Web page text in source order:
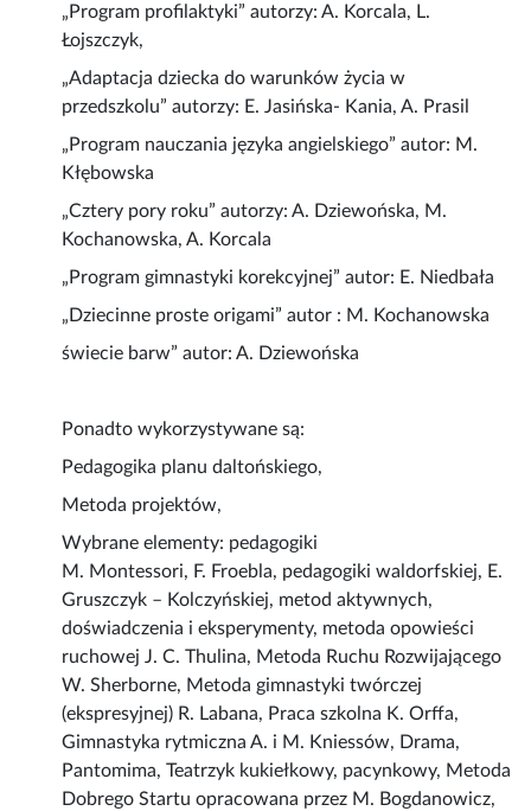
„Program profilaktyki” autorzy: A. Korcala, L.
Łojszczyk,
„Adaptacja dziecka do warunków życia w
przedszkolu” autorzy: E. Jasińska- Kania, A. Prasil
„Program nauczania języka angielskiego” autor: M.
Kłębowska
„Cztery pory roku” autorzy: A. Dziewońska, M.
Kochanowska, A. Korcala
„Program gimnastyki korekcyjnej” autor: E. Niedbała
„Dziecinne proste origami” autor : M. Kochanowska
świecie barw” autor: A. Dziewońska
Ponadto wykorzystywane są:
Pedagogika planu daltońskiego,
Metoda projektów,
Wybrane elementy: pedagogiki
M. Montessori, F. Froebla, pedagogiki waldorfskiej, E.
Gruszczyk – Kolczyńskiej, metod aktywnych,
doświadczenia i eksperymenty, metoda opowieści
ruchowej J. C. Thulina, Metoda Ruchu Rozwijającego
W. Sherborne, Metoda gimnastyki twórczej
(ekspresyjnej) R. Labana, Praca szkolna K. Orffa,
Gimnastyka rytmiczna A. i M. Kniessów, Drama,
Pantomima, Teatrzyk kukiełkowy, pacynkowy, Metoda
Dobrego Startu opracowana przez M. Bogdanowicz,